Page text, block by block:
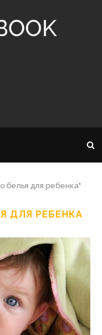
белья для ребенка"
ДЛЯ РЕБЕНКА